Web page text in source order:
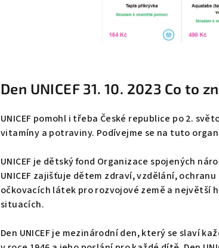
Den UNICEF 31. 10. 2023 Co to
UNICEF pomohl i třeba České republice po 2.
vitamíny a potraviny. Podívejme se na tuto
UNICEF je dětský fond Organizace spojených
UNICEF zajišťuje dětem zdraví, vzdělání,
očkovacích látek pro rozvojové země a největší
situacích.
Den UNICEF je mezinárodní den, který se slaví